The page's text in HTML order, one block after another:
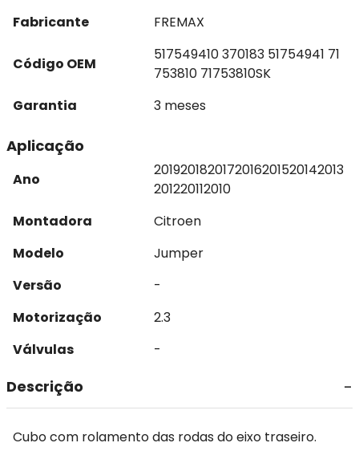
Fabricante
FREMAX
Código OEM
517549410 370183 51754941 71
753810 71753810SK
Garantia
3 meses
Aplicação
Ano
2019201820172016201520142013
201220112010
Montadora
Citroen
Modelo
Jumper
Versão
-
Motorização
2.3
Válvulas
-
Descrição
Cubo com rolamento das rodas do eixo traseiro.